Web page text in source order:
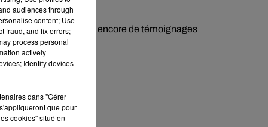
de fabrication ou encore de témoignages
audiences through
content; Use
fraud, and fix errors;
process personal
actively
Identify devices
dans "Gérer
que pour
cookies" situé en